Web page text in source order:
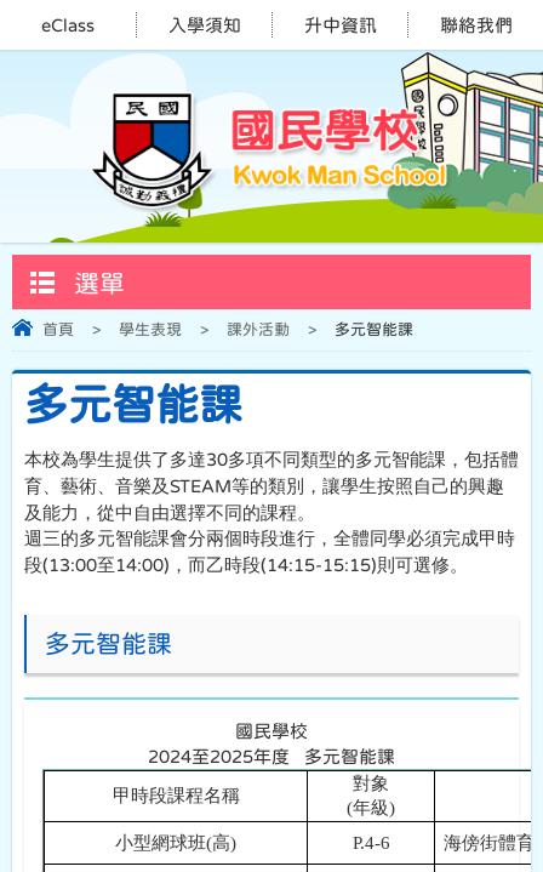
eClass 入學須知 升中資訊 聯絡我們
選單
首頁 > 學生表現 > 課外活動 > 多元智能課
多元智能課
本校為學生提供了多達30多項不同類型的多元智能課，包括體
育、藝術、音樂及 STEAM等的類別，讓學生按照自己的興趣
及能力，從中自由選擇不同的課程。
週三的多元智能課會分兩個時段進行，全體同學必須完成甲時
段(13:00至 14:00) ，而乙時段(14:15-15:15)則可選修。
多元智能課
國民學校
2024至2025年度 多元智能課
甲時段課程名稱
對象
(年級)
小型網球班(高) P.4-6 海傍街體育